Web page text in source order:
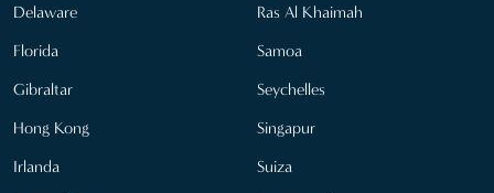
Delaware
Florida
Gibraltar
Hong Kong
Irlanda
Ras Al Khaimah
Samoa
Seychelles
Singapur
Suiza